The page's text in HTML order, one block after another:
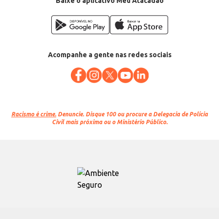
Acompanhe a gente nas redes sociais
Racismo é crime. Denuncie. Disque 100 ou procure a Delegacia de Polícia
Civil mais próxima ou o Ministério Público.